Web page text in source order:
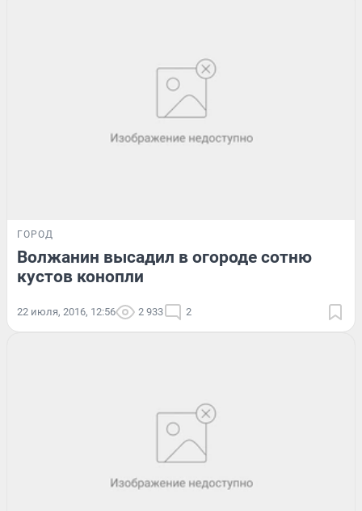
ГОРОД
Волжанин высадил в огороде сотню
кустов конопли
22 июля, 2016, 12:56 2 933 2